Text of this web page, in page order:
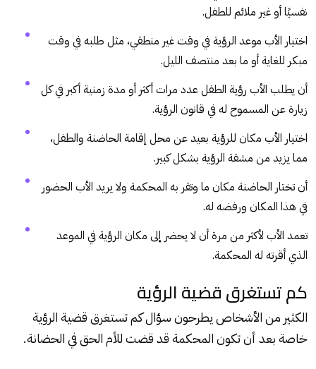
نفسيًا أو غير ملائم للطفل.
اختيار الأب موعد الرؤية في وقت غير منطقي، مثل طلبه في وقت
مبكر للغاية أو ما بعد منتصف الليل.
أن يطلب الأب رؤية الطفل عدد مرات أكثر أو مدة زمنية أكبر في كل
زيارة عن المسموح له في قانون الرؤية.
اختيار الأب مكان للرؤية بعيد عن محل إقامة الحاضنة والطفل،
مما يزيد من مشقة الرؤية بشكل كبير.
أن تختار الحاضنة مكان ما وتقر به المحكمة ولا يريد الأب الحضور
في هذا المكان ورفضه له.
تعمد الأب لأكثر من مرة أن لا يحضر إلى مكان الرؤية في الموعد
الذي أقرته له المحكمة.
كم تستغرق قضية الرؤية
الكثير من الأشخاص يطرحون سؤال كم تستغرق قضية الرؤية
خاصة بعد أن تكون المحكمة قد قضت للأم الحق في الحضانة.